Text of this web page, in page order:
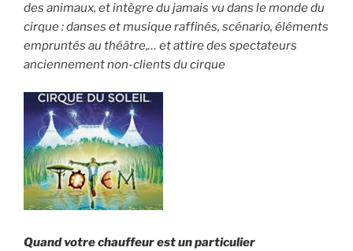
des animaux, et intègre du jamais vu dans le monde du
cirque : danses et musique raffinés, scénario, éléments
empruntés au théâtre,… et attire des spectateurs
anciennement non-clients du cirque
Quand votre chauffeur est un particulier